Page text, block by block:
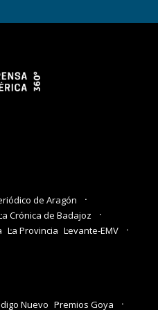
de Aragón
Crónica de Badajoz
La Provincia Levante-EMV
Nuevo Premios Goya